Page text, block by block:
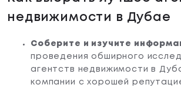
недвижимости в Дубае
Соберите и изучите
проведения обширного
агентств недвижимости в
компании с хорошей
Виллу